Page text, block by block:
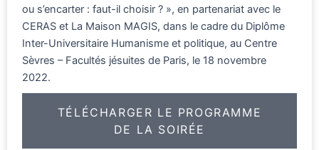
ou s’encarter : faut-il choisir ? », en partenariat avec le
CERAS et La Maison MAGIS, dans le cadre du Diplôme
Inter-Universitaire Humanisme et politique, au Centre
Sèvres – Facultés jésuites de Paris, le 18 novembre
2022.
TÉLÉCHARGER LE PROGRAMME
DE LA SOIRÉE